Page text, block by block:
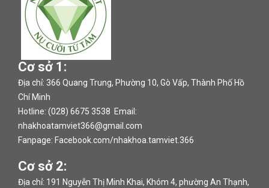
Cơ sở 1:
Địa chỉ: 366 Quang Trung, Phường 10, Gò Vấp, Thành Phố Hồ
Chí Minh
Hotline: (028) 6675 3538 Email:
nhakhoatamviet366@gmail.com
Fanpage: Facebook.com/nhakhoa.tamviet.366
Cơ sở 2:
Địa chỉ: 191 Nguyễn Thị Minh Khai, Khóm 4, phường An Thạnh,